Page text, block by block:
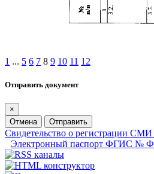
1 ... 5 6 7 8 9 10 11 12
Отправить документ
×
Отмена
Отправить
Свидетельство о регистрации
Электронный паспорт ФГИС №